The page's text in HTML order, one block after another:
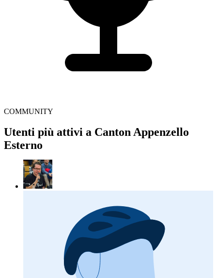
COMMUNITY
Utenti più attivi a Canton Appenzello
Esterno